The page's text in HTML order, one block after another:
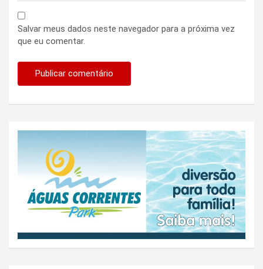
Salvar meus dados neste navegador para a próxima vez
que eu comentar.